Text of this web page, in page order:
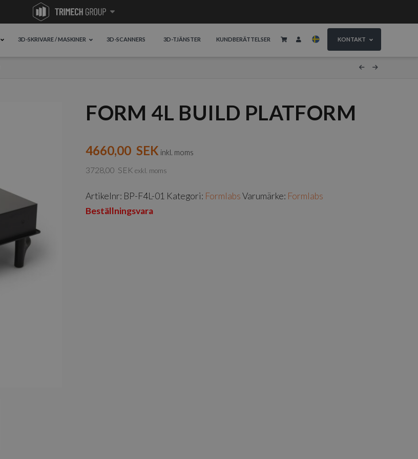
3D-SKRIVARE / MASKINER 3D-SCANNERS 3D-TJÄNSTER KUNDBERÄTTELSER KONTAKT
FORM 4L BUILD PLATFORM
4660,00 SEK inkl. moms
3728,00 SEK exkl. moms
Artikelnr: BP-F4L-01 Kategori: Formlabs Varumärke: Formlabs
Beställningsvara